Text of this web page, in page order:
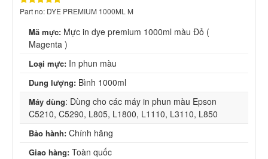
Part no: DYE PREMIUM 1000ML M
Mã mực: Mực in dye premium 1000ml màu Đỏ (
Magenta )
Loại mực: In phun màu
Dung lượng: Bình 1000ml
Máy dùng: Dùng cho các máy in phun màu Epson
C5210, C5290, L805, L1800, L1110, L3110, L850
Bảo hành: Chính hãng
Giao hàng: Toàn quốc